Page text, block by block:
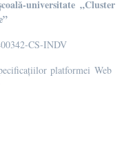
universitate „Cluster
CS-INDV
platformei Web